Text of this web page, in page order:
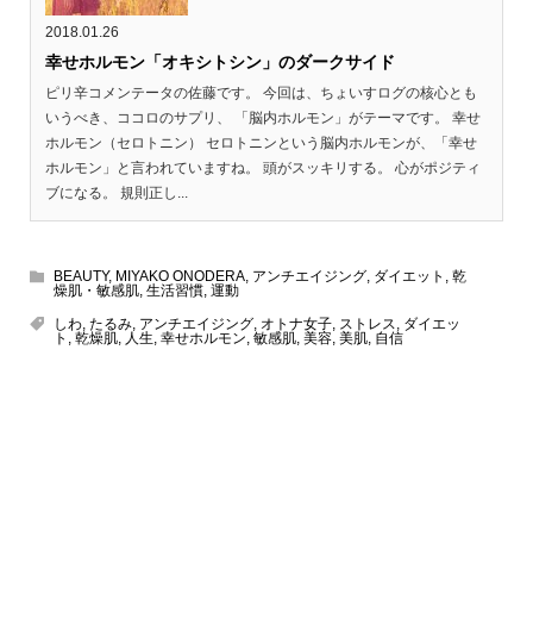
2018.01.26
幸せホルモン「オキシトシン」のダークサイド
ピリ辛コメンテータの佐藤です。 今回は、ちょいすログの核心とも
いうべき、ココロのサプリ、 「脳内ホルモン」がテーマです。 幸せ
ホルモン（セロトニン） セロトニンという脳内ホルモンが、「幸せ
ホルモン」と言われていますね。 頭がスッキリする。 心がポジティ
ブになる。 規則正し...
BEAUTY, MIYAKO ONODERA, アンチエイジング, ダイエット , 乾
燥肌・敏感肌, 生活習慣, 運動
しわ, たるみ, アンチエイジング, オトナ女子, ストレス, ダイエッ
ト , 乾燥肌, 人生, 幸せホルモン, 敏感肌, 美容, 美肌, 自信